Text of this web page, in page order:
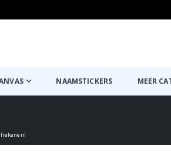
NAAMSTICKERS MEER